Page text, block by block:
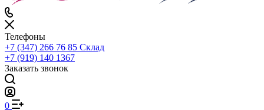
Телефоны
+7 (347) 266 76 85 Склад
+7 (919) 140 1367
Заказать звонок
0